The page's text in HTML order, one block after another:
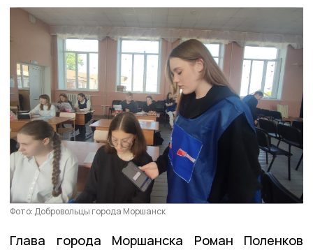
Фото: Добровольцы города Моршанск
Глава города Моршанска Роман Поленков